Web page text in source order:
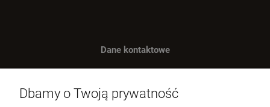
Dane kontaktowe
ul. Wręczycka 268
42-202 Częstochowa
Dbamy o Twoją prywatność